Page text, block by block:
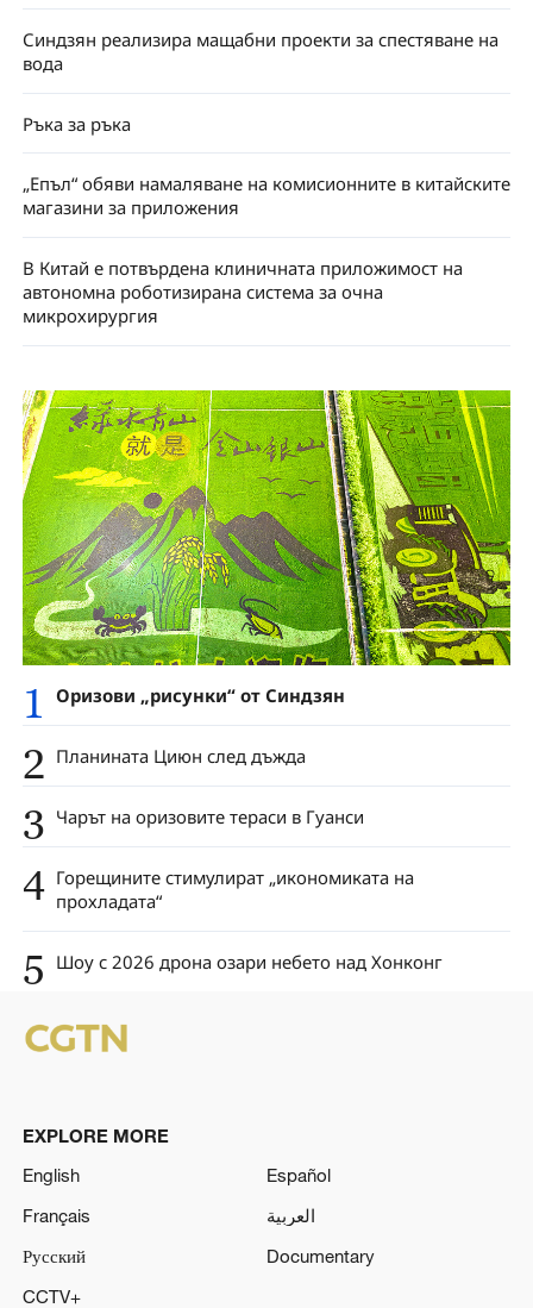
Синдзян реализира мащабни проекти за спестяване на
вода
Ръка за ръка
„Епъл“ обяви намаляване на комисионните в китайските
магазини за приложения
В Китай е потвърдена клиничната приложимост на
автономна роботизирана система за очна
микрохирургия
1 Оризови „рисунки“ от Синдзян
2 Планината Циюн след дъжда
3 Чарът на оризовите тераси в Гуанси
4 Горещините стимулират „икономиката на
прохладата“
5 Шоу с 2026 дрона озари небето над Хонконг
EXPLORE MORE
English
Español
Français
العربية
Русский
Documentary
CCTV+